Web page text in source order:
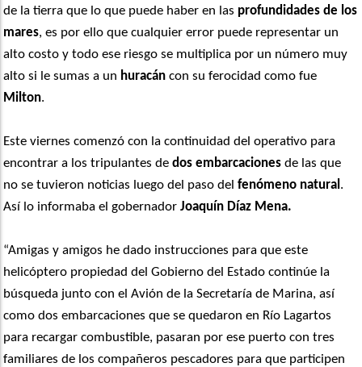
de la tierra que lo que puede haber en las profundidades de los
mares, es por ello que cualquier error puede representar un
alto costo y todo ese riesgo se multiplica por un número muy
alto si le sumas a un huracán con su ferocidad como fue
Milton.
Este viernes comenzó con la continuidad del operativo para
encontrar a los tripulantes dedos embarcaciones de las que
no se tuvieron noticias luego del paso del fenómeno natural .
Así lo informaba el gobernador Joaquín Díaz Mena.
“Amigas y amigos he dado instrucciones para que este
helicóptero propiedad del Gobierno del Estado continúe la
búsqueda junto con el Avión de la Secretaría de Marina, así
como dos embarcaciones que se quedaron en Río Lagartos
para recargar combustible, pasaran por ese puerto con tres
familiares de los compañeros pescadores para que participen